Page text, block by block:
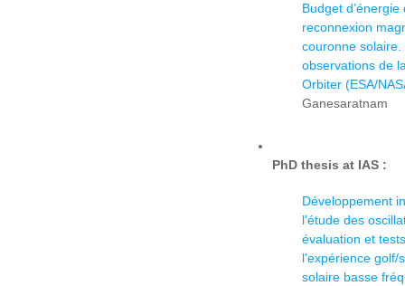
Budget
reconnexion
couronne solaire.
observations de
Orbiter (ESA/
Ganesaratnam
PhD thesis at IAS :
Développement
l'étude des
évaluation et
l'expérience golf/
solaire basse